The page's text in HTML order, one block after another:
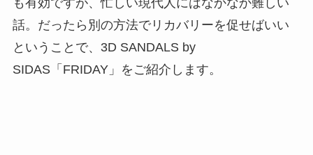
も有効ですが、忙しい現代人にはなかなか難しい
話。だったら別の方法でリカバリーを促せばいい
ということで、3D SANDALS by
SIDAS「FRIDAY」をご紹介します。